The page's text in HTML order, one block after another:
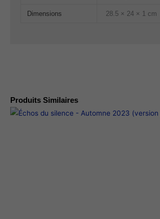
Produits Similaires
Dimensions 28.5 × 24 × 1 cm